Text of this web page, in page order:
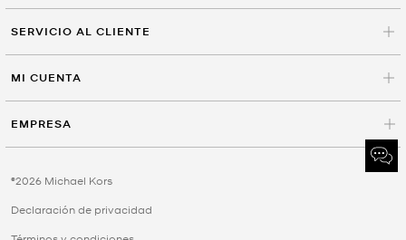
SERVICIO AL CLIENTE
MI CUENTA
EMPRESA
©2026 Michael Kors
Declaración de privacidad